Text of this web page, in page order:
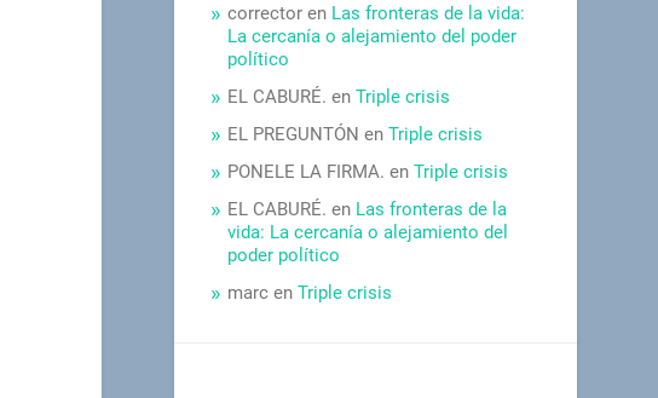
corrector en Las fronteras de la vida:
La cercanía o alejamiento del poder
político
EL CABURÉ. enTriple crisis
EL PREGUNTÓN enTriple crisis
PONELE LA FIRMA. enTriple crisis
EL CABURÉ. en Las fronteras de la
vida: La cercanía o alejamiento del
poder político
marc enTriple crisis